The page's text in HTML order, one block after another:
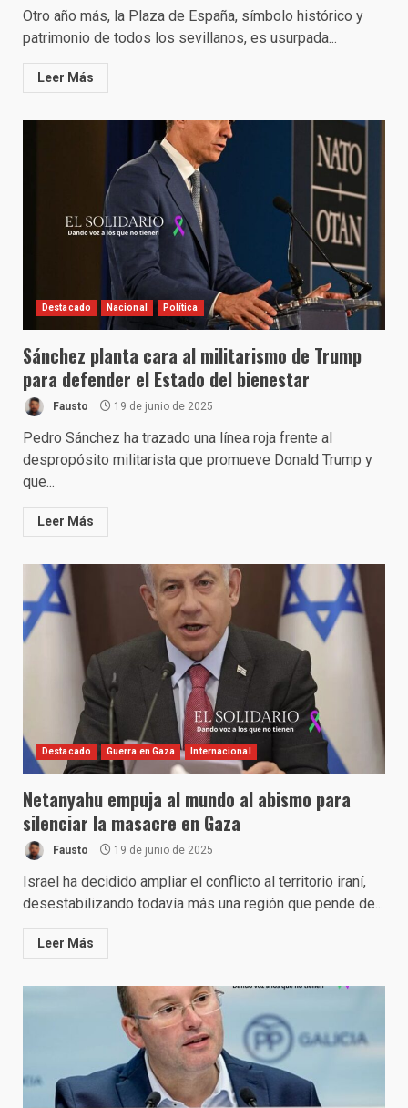
Otro año más, la Plaza de España, símbolo histórico y
patrimonio de todos los sevillanos, es usurpada...
Leer Más
Destacado Nacional Política
Sánchez planta cara al militarismo de Trump
para defender el Estado del bienestar
Fausto 19 de junio de 2025
Pedro Sánchez ha trazado una línea roja frente al
despropósito militarista que promueve Donald Trump y
que...
Leer Más
Destacado Guerra en Gaza Internacional
Netanyahu empuja al mundo al abismo para
silenciar la masacre en Gaza
Fausto 19 de junio de 2025
Israel ha decidido ampliar el conflicto al territorio iraní,
desestabilizando todavía más una región que pende de...
Leer Más